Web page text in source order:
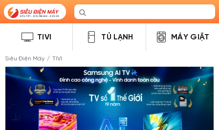
TIVI TỦ LẠNH MÁY GIẶT
Siêu Điện Máy / TIVI